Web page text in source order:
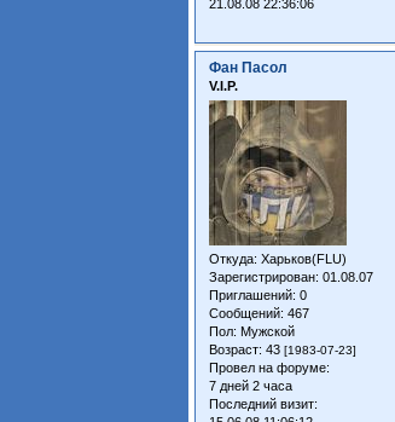
21.08.08 22:36:06
Фан Пасол
V.I.P.
Откуда: Харьков(FLU)
Зарегистрирован: 01.08.07
Приглашений: 0
Сообщений: 467
Пол: Мужской
Возраст: 43[1983-07-23]
Провел на форуме:
7 дней 2 часа
Последний визит: